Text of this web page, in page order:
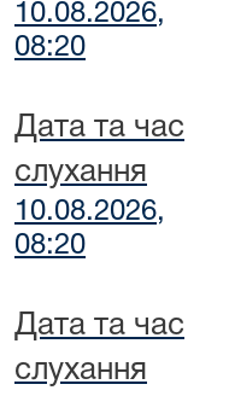
10.08.2026,
08:20
Дата та час
слухання
10.08.2026,
08:20
Дата та час
слухання